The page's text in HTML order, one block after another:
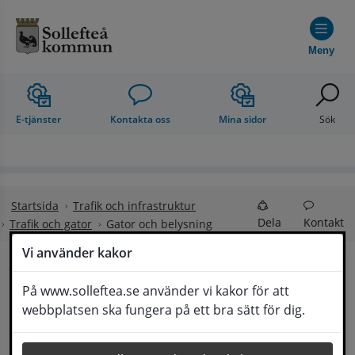
Vi använder kakor
På www.solleftea.se använder vi kakor för att
webbplatsen ska fungera på ett bra sätt för dig.
Meny
E-tjänster Kontakta oss Mina sidor Sök
Startsida
Trafik och infrastruktur
Trafik och gator
Gator och belysning Dela Kontakt
Gator och belysning
Här kan du läsa om drift och underhåll av gator,